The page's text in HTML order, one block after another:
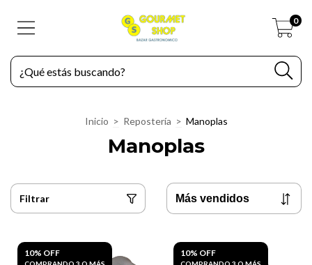
0
Inicio > Repostería > Manoplas
Manoplas
Filtrar
10% OFF 10% OFF